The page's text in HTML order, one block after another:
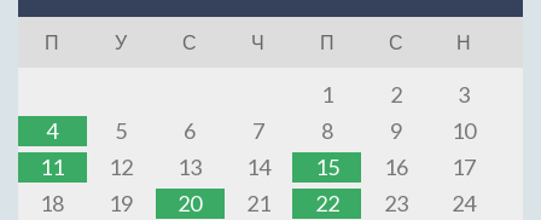
П У С Ч П С Н
1 2
3
4
5 6 7 8 9
10
11
12 13 14 15 16
17
18
19 20 21 22 23
24